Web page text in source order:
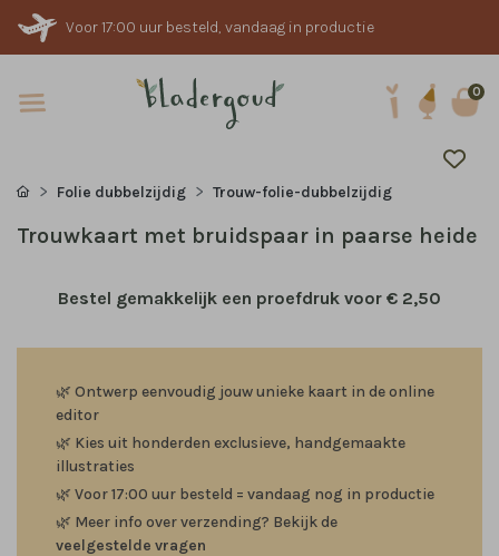
Voor 17:00 uur besteld, vandaag in productie
0
Folie dubbelzijdig Trouw-folie-dubbelzijdig
Trouwkaart met bruidspaar in paarse heide
Bestel gemakkelijk een proefdruk voor € 2,50
🌿 Ontwerp eenvoudig jouw unieke kaart in de online
editor
🌿 Kies uit honderden exclusieve, handgemaakte
illustraties
🌿 Voor 17:00 uur besteld = vandaag nog in productie
🌿 Meer info over verzending? Bekijk de
veelgestelde vragen